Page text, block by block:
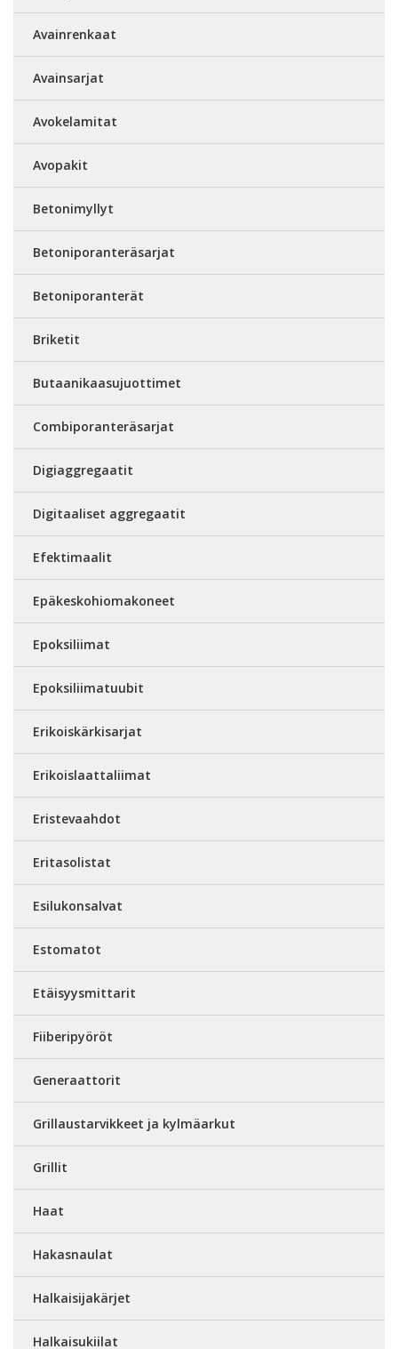
Avainrenkaat
Avainsarjat
Avokelamitat
Avopakit
Betonimyllyt
Betoniporanteräsarjat
Betoniporanterät
Briketit
Butaanikaasujuottimet
Combiporanteräsarjat
Digiaggregaatit
Digitaaliset aggregaatit
Efektimaalit
Epäkeskohiomakoneet
Epoksiliimat
Epoksiliimatuubit
Erikoiskärkisarjat
Erikoislaattaliimat
Eristevaahdot
Eritasolistat
Esilukonsalvat
Estomatot
Etäisyysmittarit
Fiiberipyöröt
Generaattorit
Grillaustarvikkeet ja kylmäarkut
Grillit
Haat
Hakasnaulat
Halkaisijakärjet
Halkaisukiilat